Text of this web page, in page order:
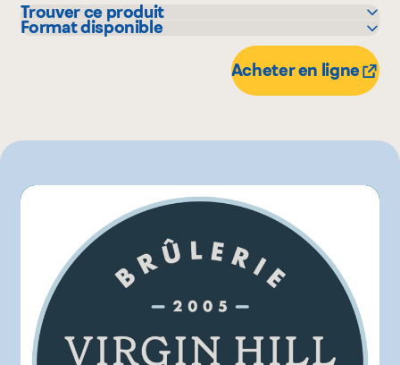
Trouver ce produit
IGA
Format disponible
Acheter en ligne